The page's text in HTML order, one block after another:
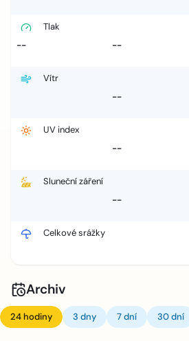
Tlak
--
--
Vítr
--
UV index
--
Sluneční záření
--
Celkové srážky
Archiv
24 hodiny 3 dny 7 dní 30 dní